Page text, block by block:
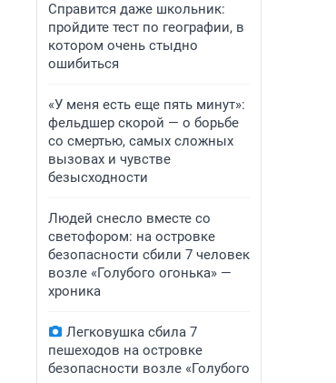
Справится даже школьник:
пройдите тест по географии, в
котором очень стыдно
ошибиться
«У меня есть еще пять минут»:
фельдшер скорой — о борьбе
со смертью, самых сложных
вызовах и чувстве
безысходности
Людей снесло вместе со
светофором: на островке
безопасности сбили 7 человек
возле «Голубого огонька» —
хроника
Легковушка сбила 7
пешеходов на островке
безопасности возле «Голубого